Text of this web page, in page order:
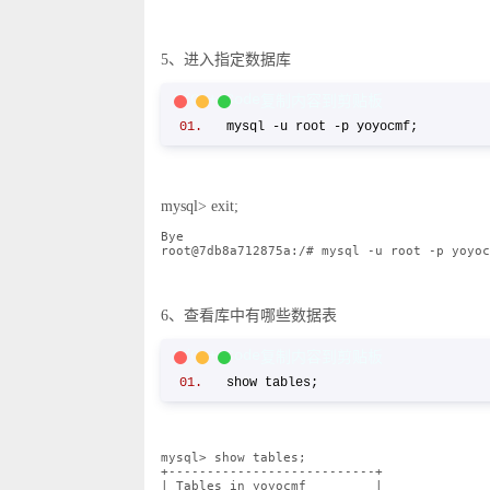
5、进入指定数据库
C/C++ Code
mysql -u root -p yoyocmf;
mysql> exit;
Bye
root@7db8a712875a:/# mysql -u root -p
6、查看库中有哪些数据表
C/C++ Code
show tables;
mysql> show tables;
+---------------------------+
| Tables_in_yoyocmf